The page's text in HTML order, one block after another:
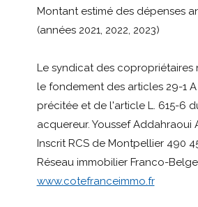
Montant estimé des dépenses
(années 2021, 2022, 2023)
Le syndicat des
le fondement des articles 29-1
précitée et de l'article L. 615-6
acquereur. Youssef Addahraoui
Inscrit RCS de Montpellier 490
Réseau immobilier Franco-
www.cotefranceimmo.fr